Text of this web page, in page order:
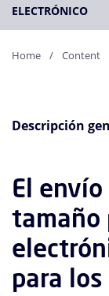
ELECTRÓNICO
Home Content
Descripción
El
tamaño
para